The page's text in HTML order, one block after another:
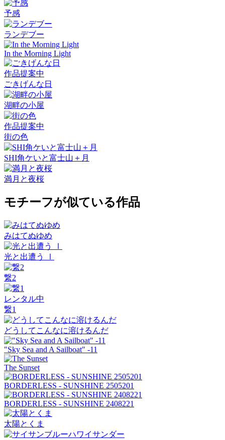
予感
ランデブー
In the Morning Light
作品提案中
ごきげんな日
湖畔の小屋
作品提案中
街の色
SHI角ケいと富士山＋月
満月と夜桜
モチーフが似ている作品
みはてぬゆめ
光と出遭う Ⅰ
繋2
レンタル中
繋1
どうしてこんなに溶けるんだ
"Sky Sea and A Sailboat" -11
The Sunset
BORDERLESS - SUNSHINE 2505201
BORDERLESS - SUNSHINE 2408221
太陽とくま